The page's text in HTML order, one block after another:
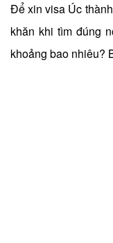
Để xin visa Úc
khăn khi tìm đúng
khoảng bao nhiêu?